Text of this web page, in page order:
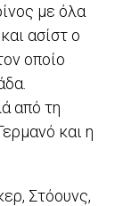
με όλα
ασίστ ο
οποίο
από τη
και η
Στόουνς,